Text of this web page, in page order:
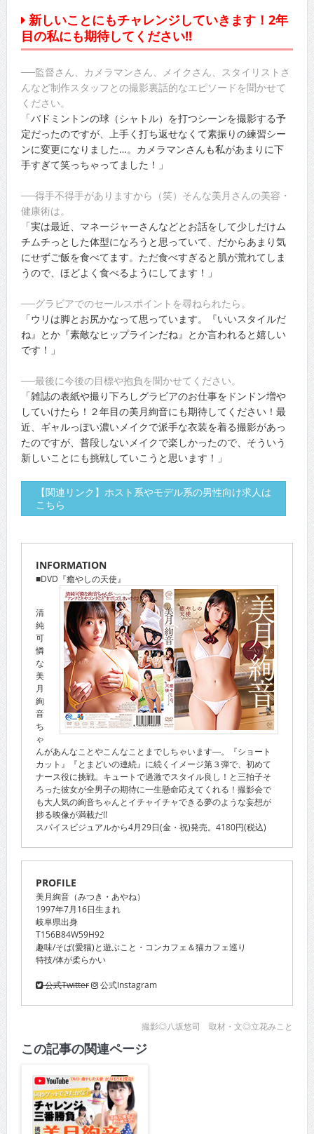
新しいことにもチャレンジしていきます！2年
目の私にも期待してください!!
──監督さん、カメラマンさん、メイクさん、スタイリストさ
んなど制作スタッフとの撮影裏話的なエピソードを聞かせて
ください。
「バドミントンの球（シャトル）を打つシーンを撮影する予
定だったのですが、上手く打ち返せなくて素振りの練習シー
ンに変更になりました…。カメラマンさんも私があまりに下
手すぎて笑っちゃってました！」
──得手不得手がありますから（笑）そんな美月さんの美容・
健康術は。
「実は最近、マネージャーさんなどとお話をして少しだけム
チムチっとした体型になろうと思っていて、だからあまり気
にせずご飯を食べてます。ただ食べすぎると肌が荒れてしま
うので、ほどよく食べるようにしてます！」
──グラビアでのセールスポイントを尋ねられたら。
「ウリは脚とお尻かなって思っています。『いいスタイルだ
ね』とか『素敵なヒップラインだね』とか言われると嬉しい
です！」
──最後に今後の目標や抱負を聞かせてください。
「雑誌の表紙や撮り下ろしグラビアのお仕事をドンドン増や
していけたら！２年目の美月絢音にも期待してください！最
近、ギャルっぽい濃いメイクで派手な衣装を着る撮影があっ
たのですが、普段しないメイクで楽しかったので、そういう
新しいことにも挑戦していこうと思います！」
【関連リンク】ホスト系やモデル系の男性向け求人は
こちら
INFORMATION
■DVD『癒やしの天使』
清
純
可
憐
な
美
月
絢
音
ち
ゃ
んがあんなことやこんなことまでしちゃいます―。『ショート
カット』『とまどいの連続』に続くイメージ第３弾で、初めて
ナース役に挑戦。キュートで過激でスタイル良し！と三拍子そ
ろった彼女が全男子の期待に一生懸命応えてくれる！撮影会で
も大人気の絢音ちゃんとイチャイチャできる夢のような妄想が
捗る映像が満載だ!!
スパイスビジュアルから4月29日(金・祝)発売。4180円(税込)
PROFILE
美月絢音（みつき・あやね）
1997年7月16日生まれ
岐阜県出身
T156B84W59H92
趣味/そば(愛猫)と遊ぶこと・コンカフェ＆猫カフェ巡り
特技/体が柔らかい
公式Twitter 公式Instagram
撮影◎八坂悠司 取材・文◎立花みこと
この記事の関連ページ